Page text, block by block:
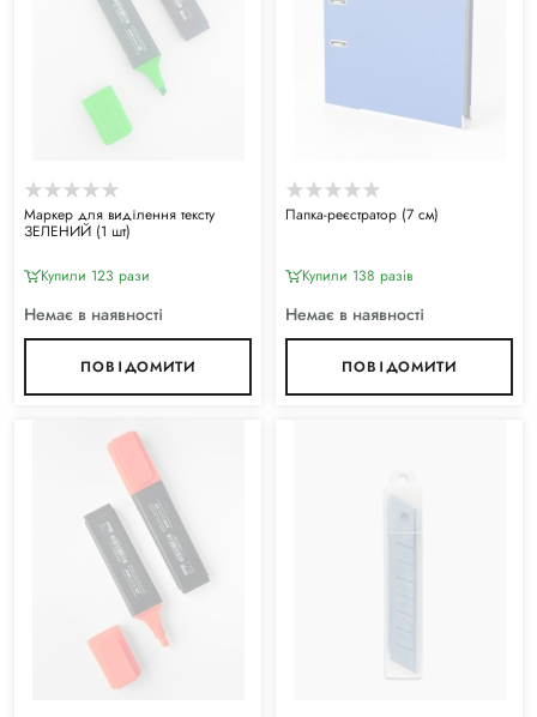
Маркер для виділення тексту
ЗЕЛЕНИЙ (1 шт)
Купили 123 рази
Немає в наявності
ПОВІДОМИТИ
Папка-реєстратор (7 см)
Купили 138 разiв
Немає в наявності
ПОВІДОМИТИ